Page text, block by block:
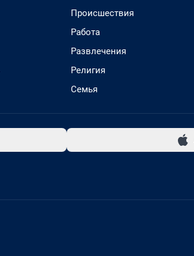
Происшествия
Работа
Развлечения
Религия
Семья